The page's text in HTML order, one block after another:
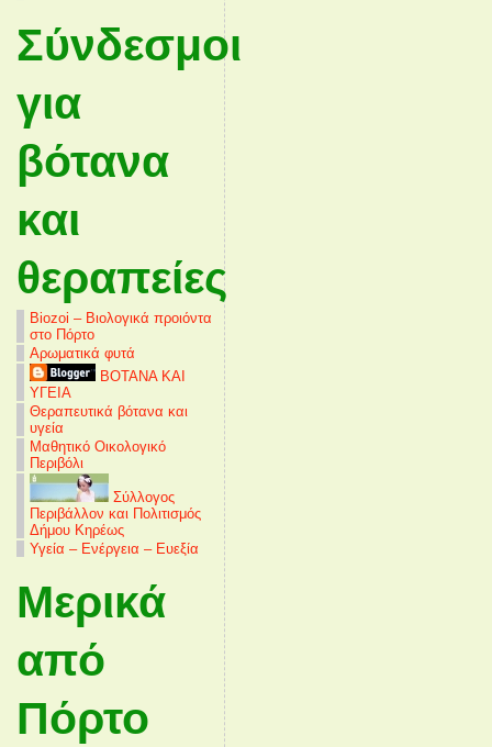
Σύνδεσμοι
για
βότανα
και
θεραπείες
Biozoi – Βιολογικά προιόντα
στο Πόρτο
Αρωματικά φυτά
ΒΟΤΑΝΑ ΚΑΙ
ΥΓΕΙΑ
Θεραπευτικά βότανα και
υγεία
Μαθητικό Οικολογικό
Περιβόλι
Σύλλογος
Περιβάλλον και Πολιτισμός
Δήμου Κηρέως
Υγεία – Ενέργεια – Ευεξία
Μερικά
από
Πόρτο